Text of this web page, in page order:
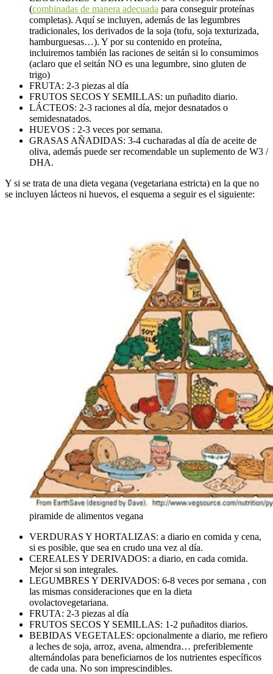
(combinadas de manera adecuada para conseguir proteínas
completas). Aquí se incluyen, además de las legumbres
tradicionales, los derivados de la soja (tofu, soja texturizada,
hamburguesas…). Y por su contenido en proteína,
incluiremos también las raciones de seitán si lo consumimos
(aclaro que el seitán NO es una legumbre, sino gluten de
trigo)
FRUTA: 2-3 piezas al día
FRUTOS SECOS Y SEMILLAS: un puñadito diario.
LÁCTEOS: 2-3 raciones al día, mejor desnatados o
semidesnatados.
HUEVOS : 2-3 veces por semana.
GRASAS AÑADIDAS: 3-4 cucharadas al día de aceite de
oliva, además puede ser recomendable un suplemento de W3 /
DHA.
Y si se trata de una dieta vegana (vegetariana estricta) en la que no
se incluyen lácteos ni huevos, el esquema a seguir es el siguiente:
piramide de alimentos vegana
VERDURAS Y HORTALIZAS: a diario en comida y cena,
si es posible, que sea en crudo una vez al día.
CEREALES Y DERIVADOS: a diario, en cada comida.
Mejor si son integrales.
LEGUMBRES Y DERIVADOS: 6-8 veces por semana , con
las mismas consideraciones que en la dieta
ovolactovegetariana.
FRUTA: 2-3 piezas al día
FRUTOS SECOS Y SEMILLAS: 1-2 puñaditos diarios.
BEBIDAS VEGETALES: opcionalmente a diario, me refiero
a leches de soja, arroz, avena, almendra… preferiblemente
alternándolas para beneficiarnos de los nutrientes específicos
de cada una. No son imprescindibles.